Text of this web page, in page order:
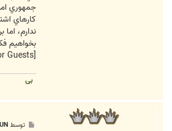
جمهوري
کارهاي
ندارم،
بخواهيم
[External Link Removed for Guests]
بی
توسط